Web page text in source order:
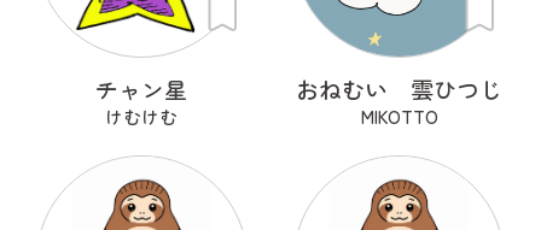
チャン星
けむけむ
おねむい 雲ひつじ
MIKOTTO